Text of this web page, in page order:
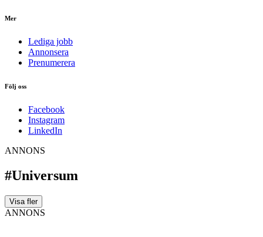
Mer
Lediga jobb
Annonsera
Prenumerera
Följ oss
Facebook
Instagram
LinkedIn
ANNONS
#Universum
Visa fler
ANNONS